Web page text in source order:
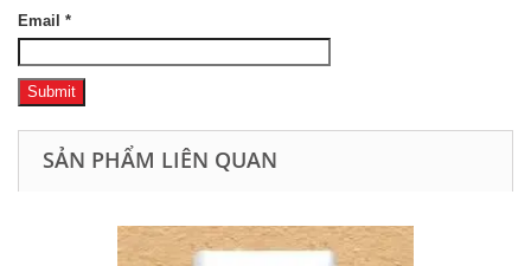
Email *
SẢN PHẨM LIÊN QUAN